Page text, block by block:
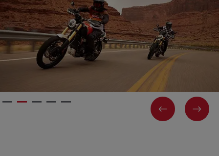
PREVIOUSNEXT